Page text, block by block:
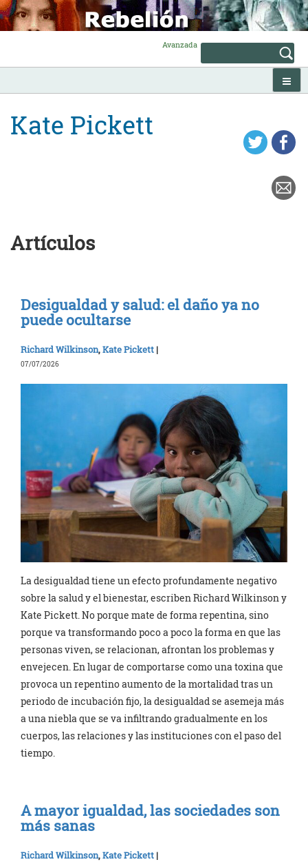
Skip
to
content
Avanzada
Kate Pickett
Artículos
Desigualdad y salud: el daño ya no
puede ocultarse
Richard Wilkinson,Kate Pickett |
07/07/2026
La desigualdad tiene un efecto profundamente negativo
sobre la salud y el bienestar, escriben Richard Wilkinson y
Kate Pickett. No porque mate de forma repentina, sino
porque va transformando poco a poco la forma en que las
personas viven, se relacionan, afrontan los problemas y
envejecen. En lugar de comportarse como una toxina que
provoca un repentino aumento de la mortalidad tras un
periodo de incubación fijo, la desigualdad se asemeja más
a una niebla que se va infiltrando gradualmente en los
cuerpos, las relaciones y las instituciones con el paso del
tiempo.
A mayor igualdad, las sociedades son
más sanas
Richard Wilkinson,Kate Pickett |